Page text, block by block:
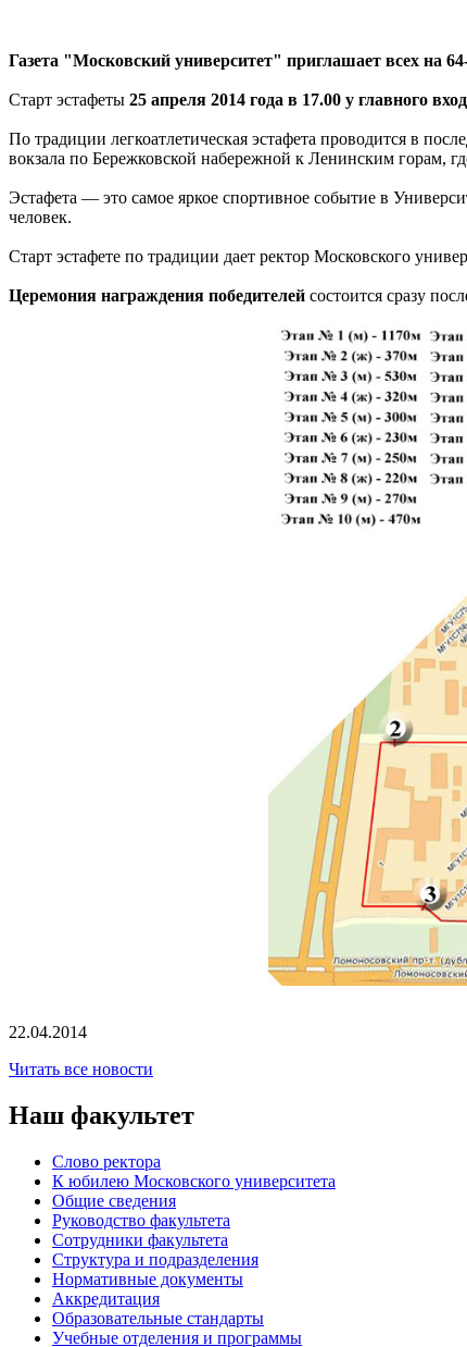
Газета "Московский университет" приглашает всех на
Старт эстафеты 25 апреля 2014 года в 17.00 у главного
По традиции легкоатлетическая эстафета проводится в
вокзала по Бережковской набережной к Ленинским горам,
Эстафета — это самое яркое спортивное событие в
человек.
Старт эстафете по традиции дает ректор Московского
Церемония награждения победителей состоится сразу
22.04.2014
Читать все новости
Наш факультет
Слово ректора
К юбилею Московского университета
Общие сведения
Руководство факультета
Сотрудники факультета
Структура и подразделения
Нормативные документы
Аккредитация
Образовательные стандарты
Учебные отделения и программы